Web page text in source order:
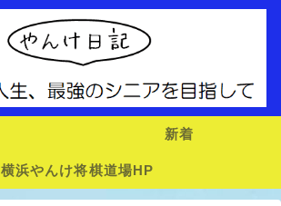
新着
横浜やんけ将棋道場HP